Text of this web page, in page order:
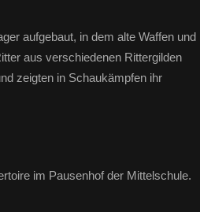
aufgebaut, in dem alte Waffen und
aus verschiedenen Rittergilden
zeigten in Schaukämpfen ihr
im Pausenhof der Mittelschule.